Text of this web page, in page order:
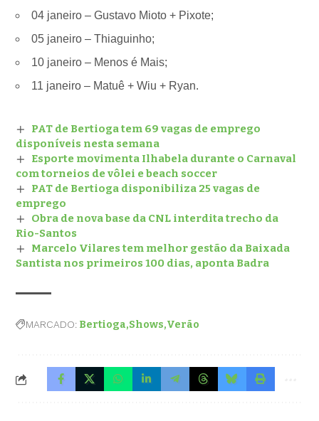
04 janeiro – Gustavo Mioto + Pixote;
05 janeiro – Thiaguinho;
10 janeiro – Menos é Mais;
11 janeiro – Matuê + Wiu + Ryan.
PAT de Bertioga tem 69 vagas de emprego
disponíveis nesta semana
Esporte movimenta Ilhabela durante o Carnaval
com torneios de vôlei e beach soccer
PAT de Bertioga disponibiliza 25 vagas de
emprego
Obra de nova base da CNL interdita trecho da
Rio-Santos
Marcelo Vilares tem melhor gestão da Baixada
Santista nos primeiros 100 dias, aponta Badra
MARCADO: Bertioga Shows Verão